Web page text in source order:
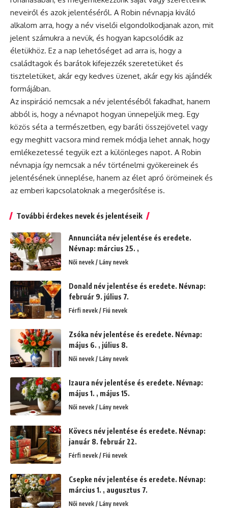
neveiről és azok jelentéséről. A Robin névnapja kiváló
alkalom arra, hogy a név viselői elgondolkodjanak azon, mit
jelent számukra a nevük, és hogyan kapcsolódik az
életükhöz. Ez a nap lehetőséget ad arra is, hogy a
családtagok és barátok kifejezzék szeretetüket és
tiszteletüket, akár egy kedves üzenet, akár egy kis ajándék
formájában.
Az inspiráció nemcsak a név jelentéséből fakadhat, hanem
abból is, hogy a névnapot hogyan ünnepeljük meg. Egy
közös séta a természetben, egy baráti összejövetel vagy
egy meghitt vacsora mind remek módja lehet annak, hogy
emlékezetessé tegyük ezt a különleges napot. A Robin
névnapja így nemcsak a név történelmi gyökereinek és
jelentésének ünneplése, hanem az élet apró örömeinek és
az emberi kapcsolatoknak a megerősítése is.
További érdekes nevek és jelentéseik
Annunciáta név jelentése és eredete.
Névnap: március 25. ,
Női nevek / Lány nevek
Donald név jelentése és eredete. Névnap:
február 9. július 7.
Férfi nevek / Fiú nevek
Zsóka név jelentése és eredete. Névnap:
május 6. , július 8.
Női nevek / Lány nevek
Izaura név jelentése és eredete. Névnap:
május 1. , május 15.
Női nevek / Lány nevek
Kövecs név jelentése és eredete. Névnap:
január 8. február 22.
Férfi nevek / Fiú nevek
Csepke név jelentése és eredete. Névnap:
március 1. , augusztus 7.
Női nevek / Lány nevek